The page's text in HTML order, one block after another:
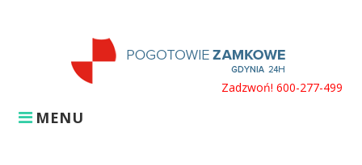
Zadzwoń! 600-277-499
MENU